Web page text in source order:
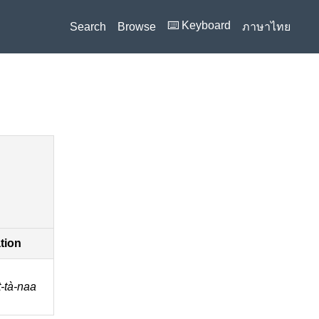
Search Browse ⌨️ Keyboard ภาษาไทย
tà-naa